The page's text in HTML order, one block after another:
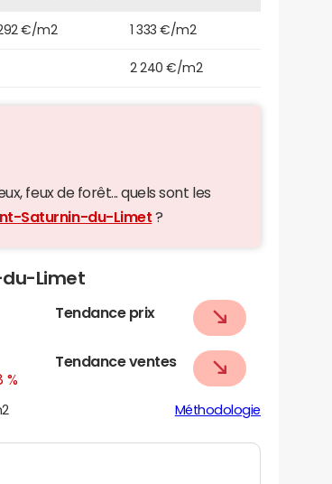
292 €/m2 1 333 €/m2
2 240 €/m2
feux de forêt... quels sont les
Saturnin-du-Limet ?
du-Limet
%
Tendance prix
Tendance ventes
Méthodologie